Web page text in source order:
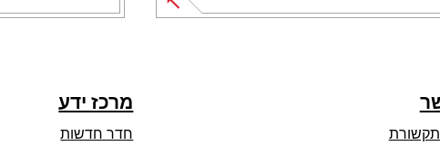
מרכז ידע
חדר חדשות